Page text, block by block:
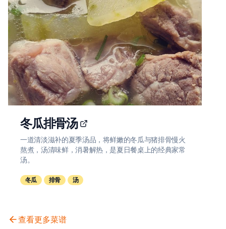
冬瓜排骨汤
一道清淡滋补的夏季汤品，将鲜嫩的冬瓜与猪排骨慢火
熬煮，汤清味鲜，消暑解热，是夏日餐桌上的经典家常
汤。
冬瓜 排骨 汤
查看更多菜谱